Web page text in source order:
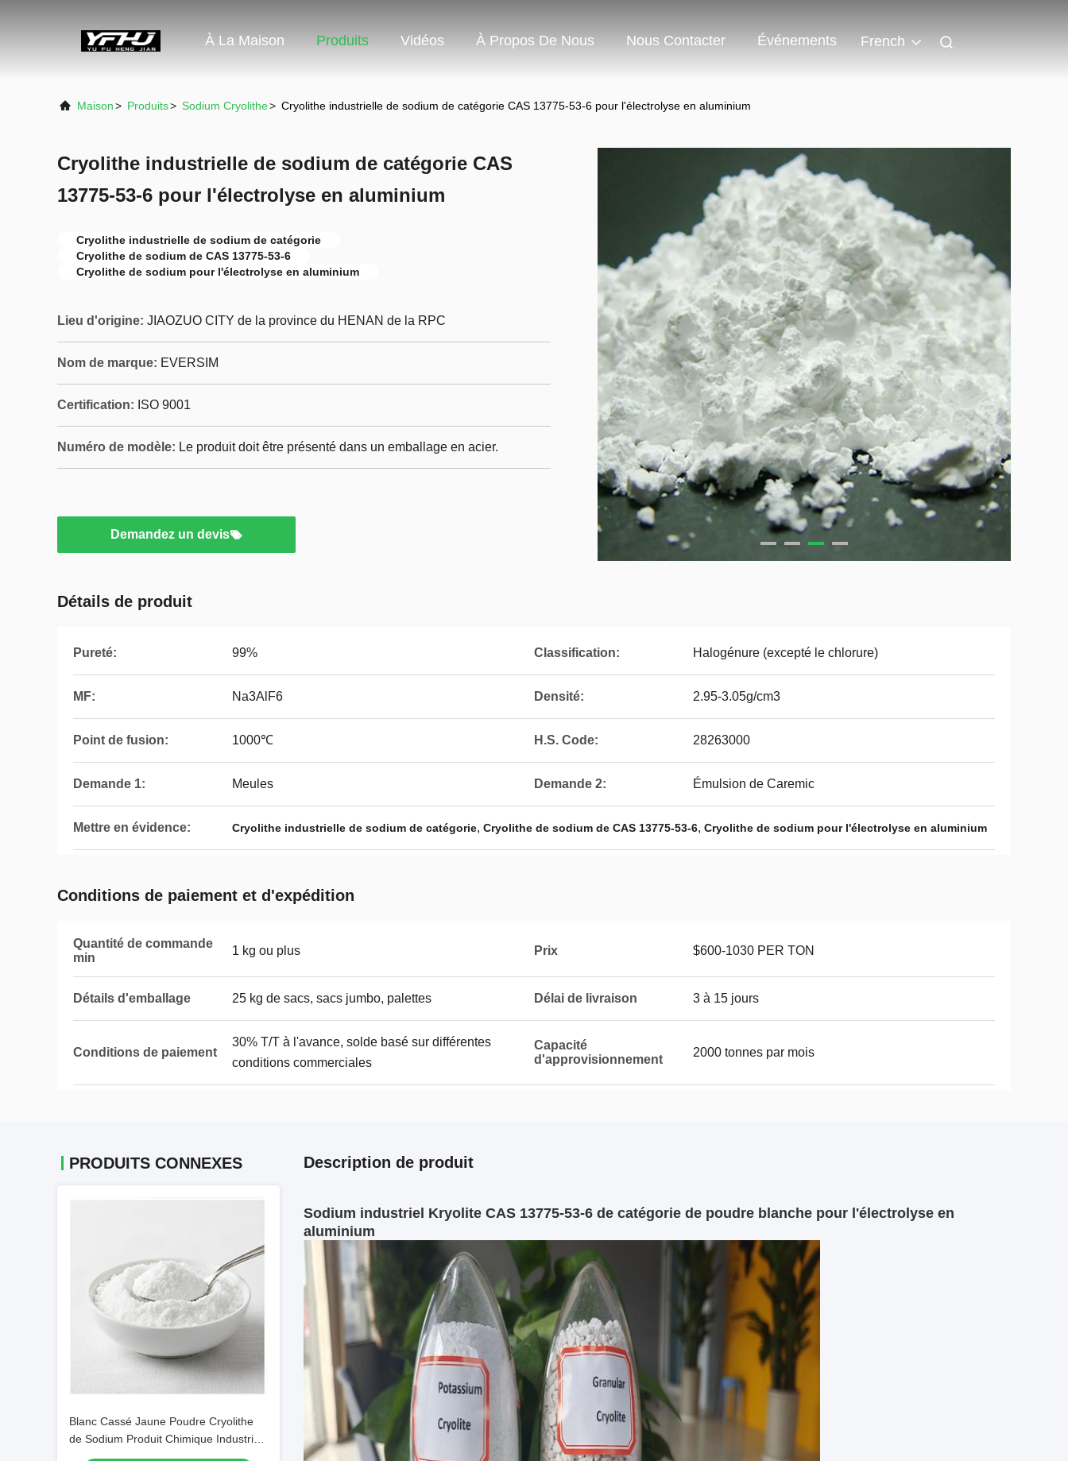
À La Maison Produits Vidéos À Propos De Nous Nous Contacter Événements French
Maison> Produits> Sodium Cryolithe> Cryolithe industrielle de sodium de catégorie CAS 13775-53-6 pour l'électrolyse en aluminium
Cryolithe industrielle de sodium de catégorie CAS
13775-53-6 pour l'électrolyse en aluminium
Cryolithe industrielle de sodium de catégorie
Cryolithe de sodium de CAS 13775-53-6
Cryolithe de sodium pour l'électrolyse en aluminium
Lieu d'origine: JIAOZUO CITY de la province du HENAN de la RPC
Nom de marque: EVERSIM
Certification: ISO 9001
Numéro de modèle: Le produit doit être présenté dans un emballage en acier.
Demandez un devis
Détails de produit
Pureté: 99% Classification: Halogénure (excepté le chlorure)
MF: Na3AlF6 Densité: 2.95-3.05g/cm3
Point de fusion: 1000℃ H.S. Code: 28263000
Demande 1: Meules Demande 2: Émulsion de Caremic
Mettre en évidence: Cryolithe industrielle de sodium de catégorie, Cryolithe de sodium de CAS 13775-53-6, Cryolithe de sodium pour l'électrolyse en aluminium
Conditions de paiement et d'expédition
Quantité de commande
min
1 kg ou plus Prix $600-1030 PER TON
Détails d'emballage 25 kg de sacs, sacs jumbo, palettes Délai de livraison 3 à 15 jours
Conditions de paiement
30% T/T à l'avance, solde basé sur différentes
conditions commerciales
Capacité
d'approvisionnement
2000 tonnes par mois
PRODUITS CONNEXES
Blanc Cassé Jaune Poudre Cryolithe
de Sodium Produit Chimique Industriel
avec un Poids Moléculaire de 209,94
Description de produit
Sodium industriel Kryolite CAS 13775-53-6 de catégorie de poudre blanche pour l'électrolyse en
aluminium